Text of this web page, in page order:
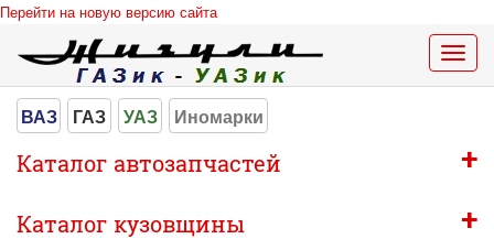
Перейти на новую версию сайта
Меню
ВАЗ ГАЗ УАЗ Иномарки
Каталог автозапчастей +
Каталог кузовщины +